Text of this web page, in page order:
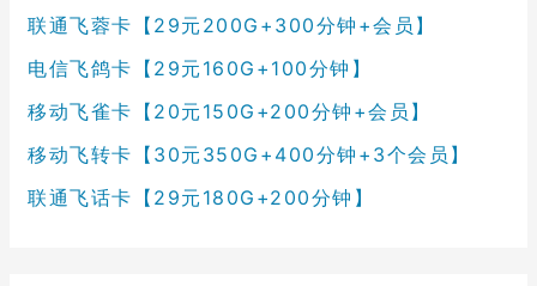
联通飞蓉卡【29元200G+300分钟+会员】
电信飞鸽卡【29元160G+100分钟】
移动飞雀卡【20元150G+200分钟+会员】
移动飞转卡【30元350G+400分钟+3个会员】
联通飞话卡【29元180G+200分钟】